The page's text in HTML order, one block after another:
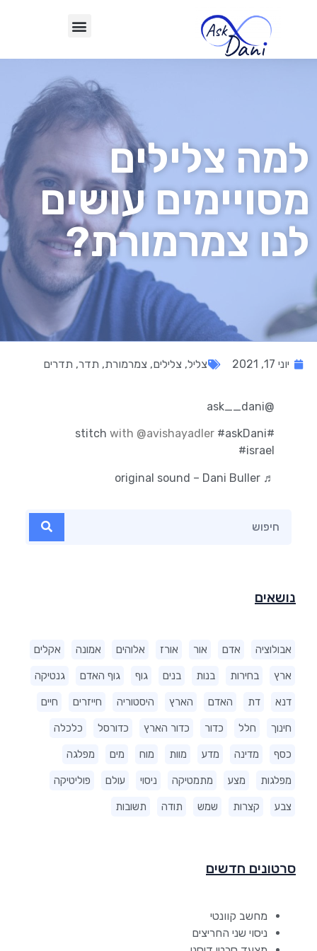
למה צלילים
מסויימים עושים
לנו צמרמורת?
נושאים
אבולוציה אדם אור אורז אלוהים אמונה אקלים
ארץ בחירות בנות בנים גוף גוף האדם גנטיקה
דנא דת האדם הארץ היסטוריה חייזרים חיים
חינוך חלל כדור כדור הארץ כדורסל כלכלה
כסף מדינה מדע מוות מוח מים מפלגה
מפלגות מצע מתמטיקה ניסוי עולם פוליטיקה
צבע קצרות שמש תודה תשובות
סרטונים חדשים
מחשב קוונטי
ניסוי שני החריצים
יוני 17, 2021 צליל, צלילים, צמרמורת, תדר, תדרים
@ask__dani
#stitch
with @avishayadler #askDani
#israel
♬ original sound – Dani Buller